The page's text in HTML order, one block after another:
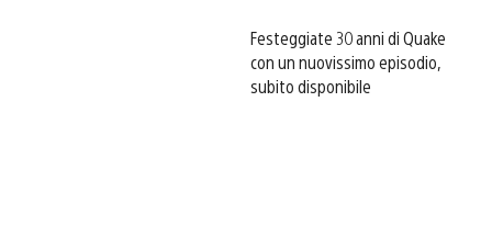
Festeggiate 30 anni di Quake
con un nuovissimo episodio,
subito disponibile